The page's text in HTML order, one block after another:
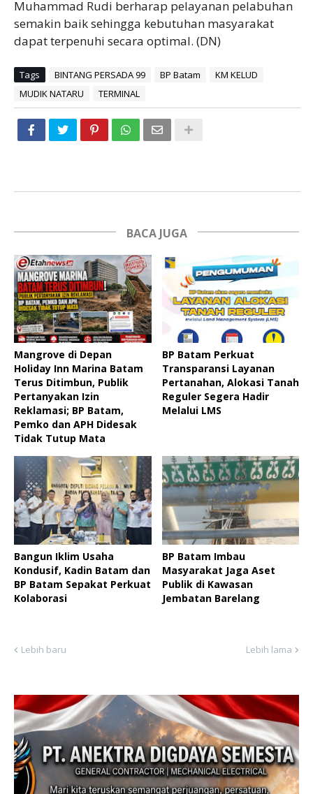
Muhammad Rudi berharap pelayanan pelabuhan
semakin baik sehingga kebutuhan masyarakat
dapat terpenuhi secara optimal. (DN)
Tags BINTANG PERSADA 99 BP Batam
KM KELUD
MUDIK NATARU
TERMINAL
BACA JUGA
Mangrove di Depan
Holiday Inn Marina Batam
Terus Ditimbun, Publik
Pertanyakan Izin
Reklamasi; BP Batam,
Pemko dan APH Didesak
Tidak Tutup Mata
BP Batam Perkuat
Transparansi Layanan
Pertanahan, Alokasi Tanah
Reguler Segera Hadir
Melalui LMS
Bangun Iklim Usaha
Kondusif, Kadin Batam dan
BP Batam Sepakat Perkuat
Kolaborasi
BP Batam Imbau
Masyarakat Jaga Aset
Publik di Kawasan
Jembatan Barelang
Lebih baru Lebih lama